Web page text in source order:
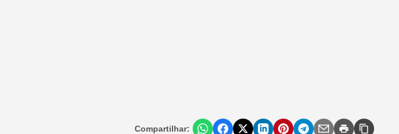
Compartilhar: